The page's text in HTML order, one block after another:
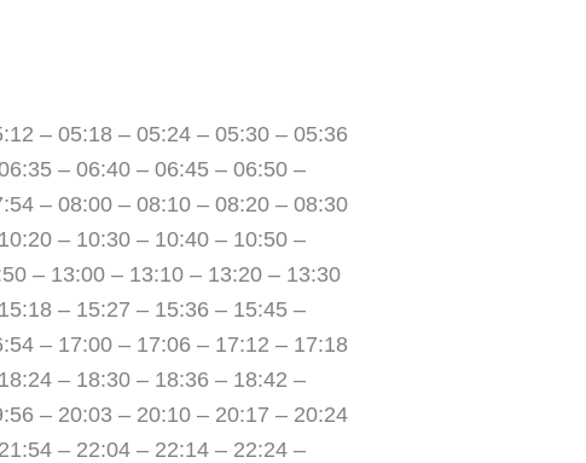
– 05:18 – 05:24 – 05:30 – 05:36
– 06:40 – 06:45 – 06:50 –
– 08:00 – 08:10 – 08:20 – 08:30
– 10:30 – 10:40 – 10:50 –
– 13:00 – 13:10 – 13:20 – 13:30
– 15:27 – 15:36 – 15:45 –
– 17:00 – 17:06 – 17:12 – 17:18
– 18:30 – 18:36 – 18:42 –
– 20:03 – 20:10 – 20:17 – 20:24
– 22:04 – 22:14 – 22:24 –